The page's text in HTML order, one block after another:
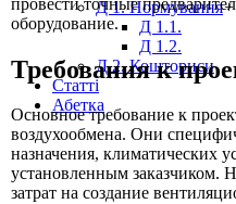
Д 1. Нормування+
Д 1.1.
Д 1.2.
Д 2. Кошториси
Статті
Абетка
оборудование.
Требования к
Основное требование к
воздухообмена. Они
назначения, климатических
установленным заказчиком.
затрат на создание